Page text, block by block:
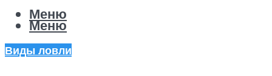
Меню
Меню
Виды ловли